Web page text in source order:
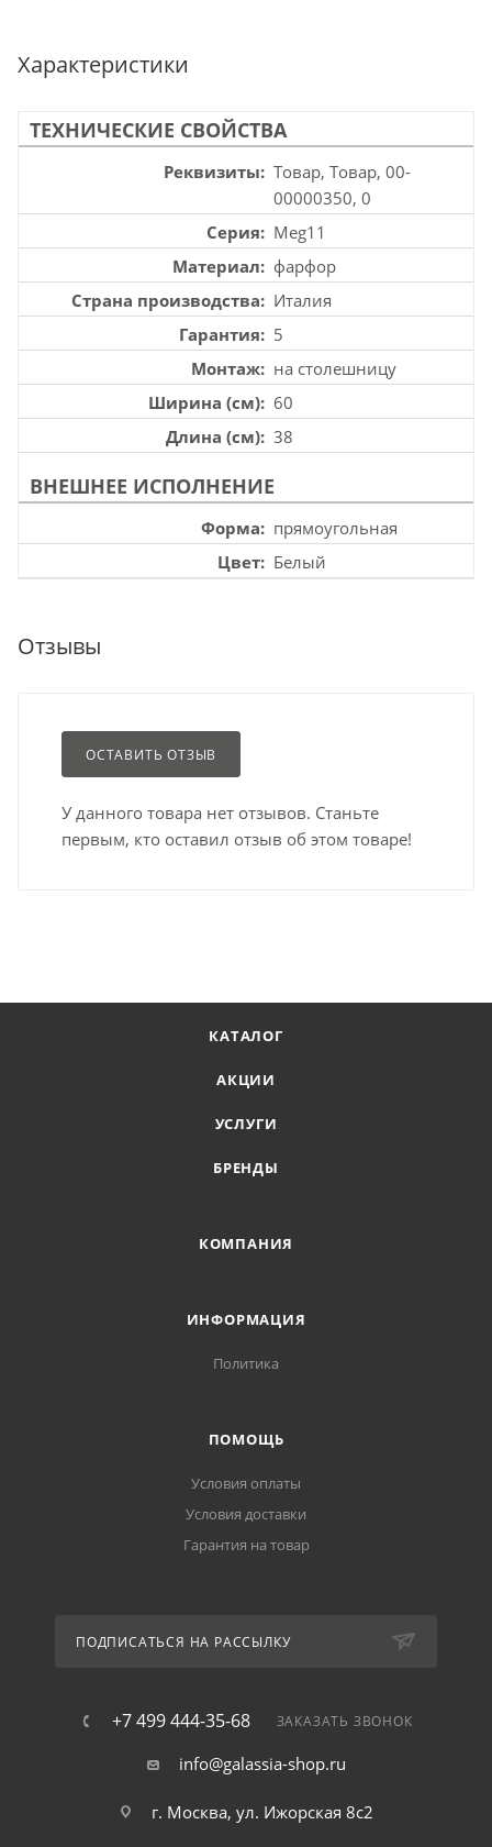
Характеристики
ТЕХНИЧЕСКИЕ СВОЙСТВА
Реквизиты
Товар, Товар, 00-
00000350, 0
Серия
Meg11
Материал
фарфор
Страна производства
Италия
Гарантия
5
Монтаж
на столешницу
Ширина (см)
60
Длина (см) 38
ВНЕШНЕЕ ИСПОЛНЕНИЕ
Форма
прямоугольная
Цвет
Белый
Отзывы
ОСТАВИТЬ ОТЗЫВ
У данного товара нет отзывов. Станьте
первым, кто оставил отзыв об этом товаре!
КАТАЛОГ
АКЦИИ
УСЛУГИ
БРЕНДЫ
КОМПАНИЯ
ИНФОРМАЦИЯ
Политика
ПОМОЩЬ
Условия оплаты
Условия доставки
Гарантия на товар
ПОДПИСАТЬСЯ НА РАССЫЛКУ
+7 499 444-35-68 ЗАКАЗАТЬ ЗВОНОК
info@galassia-shop.ru
г. Москва, ул. Ижорская 8с2